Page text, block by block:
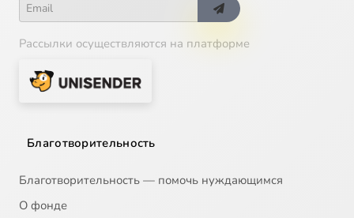
Рассылки осуществляются на платформе
Благотворительность
Благотворительность — помочь нуждающимся
О фонде